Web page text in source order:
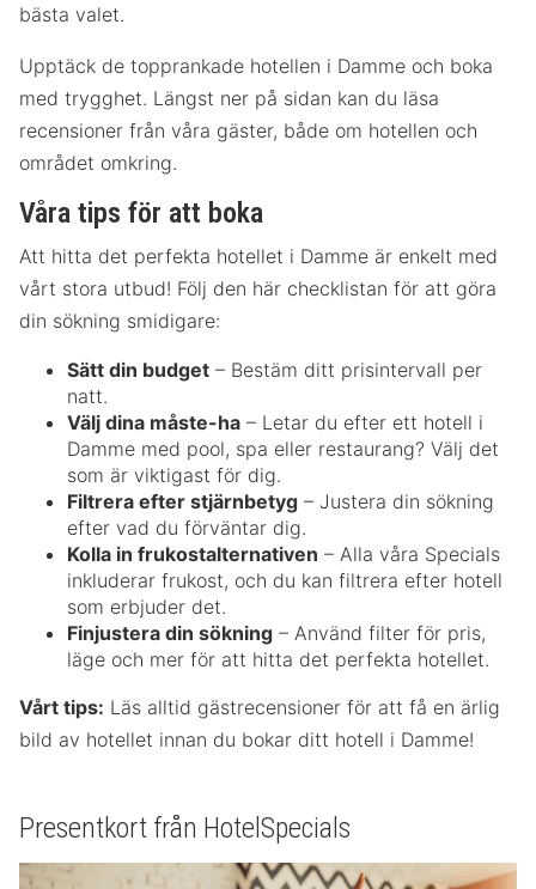
bästa valet.
Upptäck de topprankade hotellen i Damme och boka
med trygghet. Längst ner på sidan kan du läsa
recensioner från våra gäster, både om hotellen och
området omkring.
Våra tips för att boka
Att hitta det perfekta hotellet i Damme är enkelt med
vårt stora utbud! Följ den här checklistan för att göra
din sökning smidigare:
Sätt din budget – Bestäm ditt prisintervall per
natt.
Välj dina måste-ha – Letar du efter ett hotell i
Damme med pool, spa eller restaurang? Välj det
som är viktigast för dig.
Filtrera efter stjärnbetyg – Justera din sökning
efter vad du förväntar dig.
Kolla in frukostalternativen – Alla våra Specials
inkluderar frukost, och du kan filtrera efter hotell
som erbjuder det.
Finjustera din sökning – Använd filter för pris,
läge och mer för att hitta det perfekta hotellet.
Vårt tips: Läs alltid gästrecensioner för att få en ärlig
bild av hotellet innan du bokar ditt hotell i Damme!
Presentkort från HotelSpecials